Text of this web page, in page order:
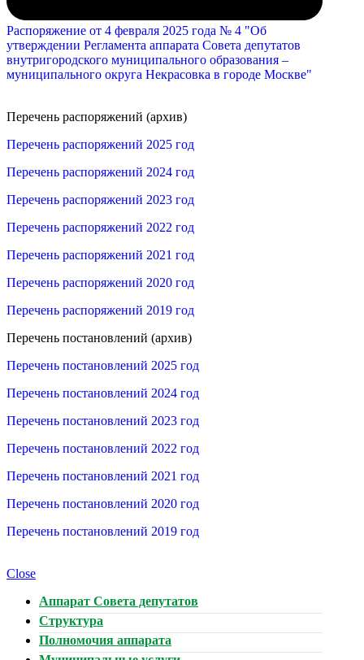
Распоряжение от 4 февраля 2025 года № 4 "Об
утверждении Регламента аппарата Совета депутатов
внутригородского муниципального образования –
муниципального округа Некрасовка в городе Москве"
Перечень распоряжений (архив)
Перечень распоряжений 2025 год
Перечень распоряжений 2024 год
Перечень распоряжений 2023 год
Перечень распоряжений 2022 год
Перечень распоряжений 2021 год
Перечень распоряжений 2020 год
Перечень распоряжений 2019 год
Перечень постановлений (архив)
Перечень постановлений 2025 год
Перечень постановлений 2024 год
Перечень постановлений 2023 год
Перечень постановлений 2022 год
Перечень постановлений 2021 год
Перечень постановлений 2020 год
Перечень постановлений 2019 год
Close
Аппарат Совета депутатов
Структура
Полномочия аппарата